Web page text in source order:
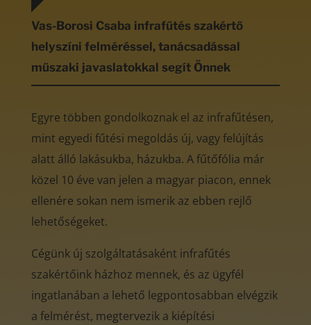
Vas-Borosi Csaba infrafűtés szakértő
helyszíni felméréssel, tanácsadással
műszaki javaslatokkal segít Önnek
Egyre többen gondolkoznak el az infrafűtésen,
mint egyedi fűtési megoldás új, vagy felújítás
alatt álló lakásukba, házukba. A fűtőfólia már
közel 10 éve van jelen a magyar piacon, ennek
ellenére sokan nem ismerik az ebben rejlő
lehetőségeket.
Cégünk új szolgáltatásaként infrafűtés
szakértőink házhoz mennek, és az ügyfél
ingatlanában a lehető legpontosabban elvégzik
a felmérést, megtervezik a kiépítési